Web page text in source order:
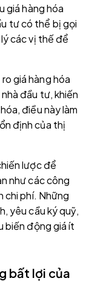
giá hàng hóa
tư có thể bị gọi
các vị thế để
ro giá hàng hóa
đầu tư, khiến
điều này làm
định của thị
lược để
như các công
chi phí. Những
yêu cầu ký quỹ,
biến động giá ít
bất lợi của